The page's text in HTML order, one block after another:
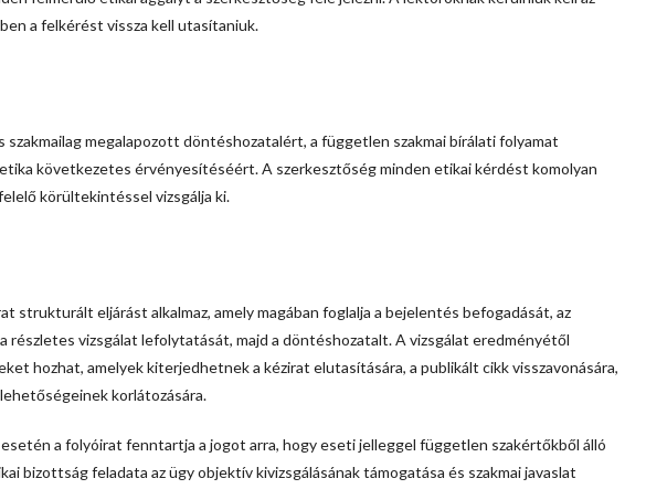
a felkérést vissza kell utasítaniuk.
megalapozott döntéshozatalért, a független szakmai bírálati folyamat
következetes érvényesítéséért. A szerkesztőség minden etikai kérdést komolyan
körültekintéssel vizsgálja ki.
strukturált eljárást alkalmaz, amely magában foglalja a bejelentés befogadását, az
részletes vizsgálat lefolytatását, majd a döntéshozatalt. A vizsgálat eredményétől
hozhat, amelyek kiterjedhetnek a kézirat elutasítására, a publikált cikk visszavonására,
korlátozására.
a folyóirat fenntartja a jogot arra, hogy eseti jelleggel független szakértőkből álló
bizottság feladata az ügy objektív kivizsgálásának támogatása és szakmai javaslat